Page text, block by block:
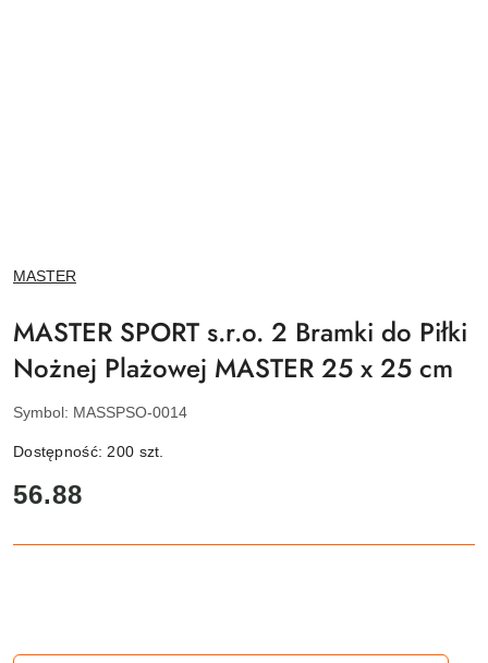
NAZWA
PRODUCENTA:
MASTER
MASTER SPORT s.r.o. 2 Bramki do Piłki
Nożnej Plażowej MASTER 25 x 25 cm
Symbol: MASSPSO-0014
Dostępność: 200 szt.
cena:
56.88